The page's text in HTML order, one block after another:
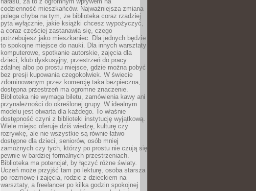
codzienność mieszkańców. Najważniejsza zmiana
polega chyba na tym, że biblioteka coraz rzadziej
pyta wyłącznie, jakie książki chcesz wypożyczyć,
a coraz częściej zastanawia się, czego
potrzebujesz jako mieszkaniec. Dla jednych będzie
to spokojne miejsce do nauki. Dla innych warsztaty
komputerowe, spotkanie autorskie, zajęcia dla
dzieci, klub dyskusyjny, przestrzeń do pracy
zdalnej albo po prostu miejsce, gdzie można pobyć
bez presji kupowania czegokolwiek. W świecie
zdominowanym przez komercję taka bezpieczna,
dostępna przestrzeń ma ogromne znaczenie.
Biblioteka nie wymaga biletu, zamówienia kawy ani
przynależności do określonej grupy. W idealnym
modelu jest otwarta dla każdego. To właśnie
dostępność czyni z biblioteki instytucję wyjątkową.
Wiele miejsc oferuje dziś wiedzę, kulturę czy
rozrywkę, ale nie wszystkie są równie łatwo
dostępne dla dzieci, seniorów, osób mniej
zamożnych czy tych, którzy po prostu nie czują się
pewnie w bardziej formalnych przestrzeniach.
Biblioteka ma potencjał, by łączyć różne światy.
Uczeń może przyjść tam po lekturę, osoba starsza
po rozmowę i zajęcia, rodzic z dzieckiem na
warsztaty, a freelancer po kilka godzin spokojnej